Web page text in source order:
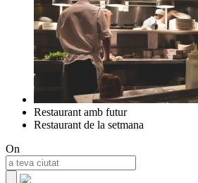
Restaurant amb futur
Restaurant de la setmana
On